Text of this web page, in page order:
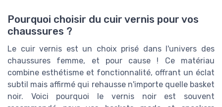
Pourquoi choisir du cuir vernis pour vos
chaussures ?
Le cuir vernis est un choix prisé dans l'univers des
chaussures femme, et pour cause ! Ce matériau
combine esthétisme et fonctionnalité, offrant un éclat
subtil mais affirmé qui rehausse n'importe quelle basket
noir. Voici pourquoi le vernis noir est souvent